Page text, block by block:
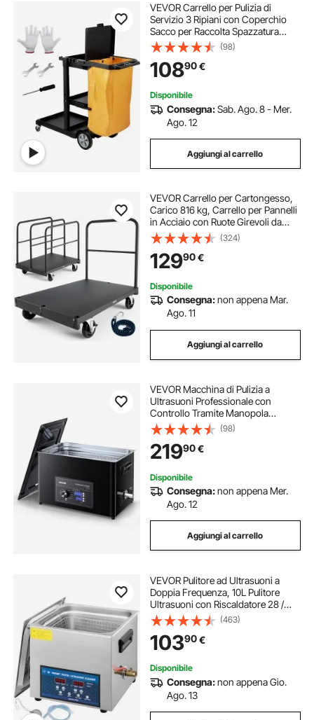
VEVOR Carrello per Pulizia di
Servizio 3 Ripiani con Coperchio
Sacco per Raccolta Spazzatura
Ruote in PVC Capacità Carico Max.
90,7kg, Carrello di Pulizia 3 Ripiani
PP per Hotel Aeroporto Magazzino
(98)
10890€
Disponibile
Consegna:Sab. Ago. 8 - Mer.
Ago. 12
Aggiungi al carrello
VEVOR Carrello per Cartongesso,
Carico 816 kg, Carrello per Pannelli
in Acciaio con Ruote Girevoli da
12,5 mm, con Piattaforma da 91,4 x
61 cm e 4 Corrimano Laterali per
Fabbrica, Garage, Nero
(324)
12990€
Disponibile
Consegna:non appena Mar.
Ago. 11
Aggiungi al carrello
VEVOR Macchina di Pulizia a
Ultrasuoni Professionale con
Controllo Tramite Manopola
Rotante, Capacita di 30 L con
Cestello e Sfera di Pulizia, Pulitore a
Ultrasuoni per Orologi, Rasoi,
Gioielli
(98)
21990€
Disponibile
Consegna:non appena Mer.
Ago. 12
Aggiungi al carrello
VEVOR Pulitore ad Ultrasuoni a
Doppia Frequenza, 10L Pulitore
Ultrasuoni con Riscaldatore 28 /
40KHz, Macchina per la Pulizia in
Acciaio Inossidabile, per Parti di
Gioielli, Occhiali, Denture ecc.
(463)
10390€
Disponibile
Consegna:non appena Gio.
Ago. 13